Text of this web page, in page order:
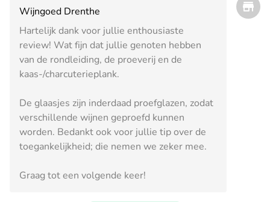
Wijngoed Drenthe
Hartelijk dank voor jullie enthousiaste
review! Wat fijn dat jullie genoten hebben
van de rondleiding, de proeverij en de
kaas-/charcuterieplank.
De glaasjes zijn inderdaad proefglazen, zodat
verschillende wijnen geproefd kunnen
worden. Bedankt ook voor jullie tip over de
toegankelijkheid; die nemen we zeker mee.
Graag tot een volgende keer!